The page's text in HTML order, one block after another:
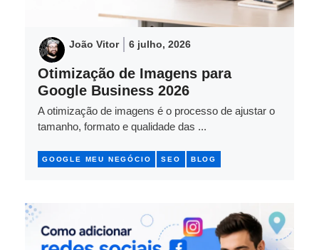
João Vitor 6 julho, 2026
Otimização de Imagens para
Google Business 2026
A otimização de imagens é o processo de ajustar o
tamanho, formato e qualidade das ...
GOOGLE MEU NEGÓCIO SEO BLOG